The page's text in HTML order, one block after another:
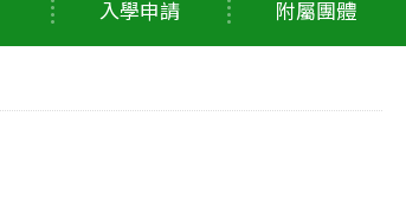
入學申請 附屬團體